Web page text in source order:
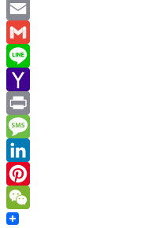
WhatsApp
Email
Gmail
Line
Yahoo
Mail
Print
Message
LinkedIn
Pinterest
WeChat